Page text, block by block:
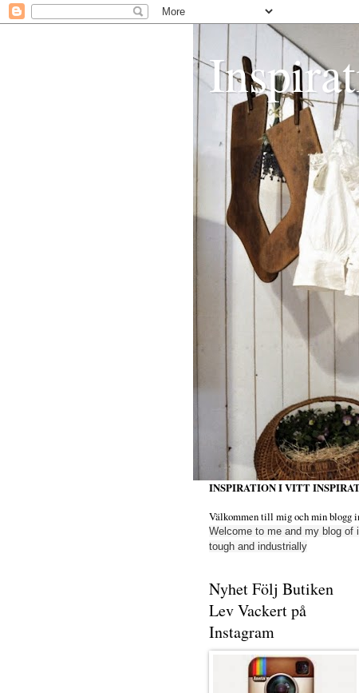
INSPIRATION I VITT
Välkommen till mig och min blogg
Welcome to me and my blog of
tough and industrially
Nyhet Följ Butiken
Lev Vackert på
Instagram